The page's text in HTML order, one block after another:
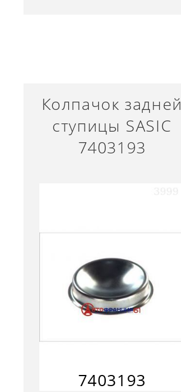
Колпачок задней
ступицы SASIC
7403193
7403193